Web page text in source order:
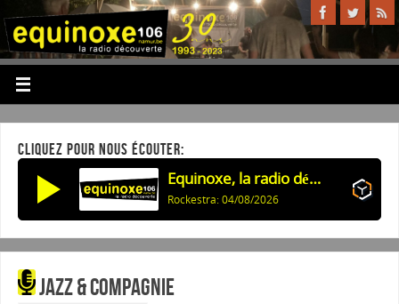
CLIQUEZ POUR NOUS ÉCOUTER:
Equinoxe, la radio découverte
Rockestra: 04/08/2026
Jazz & Compagnie